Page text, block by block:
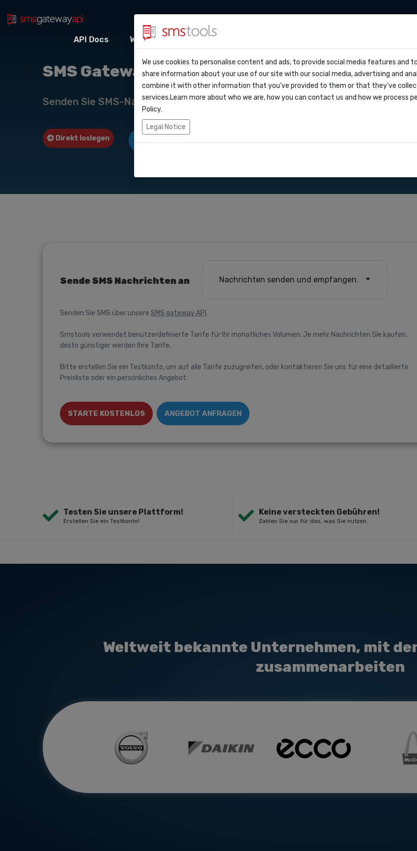
API Docs Webhooks Integrationen
API Docs
Zapier
Blog
Service level agreement
(sla)
Angebot anfordern
SMS Gateway API nach
Senden Sie SMS-Nachrichten über unsere SMS Gateway API.
Direkt loslegen Angebot anfordern
Sende SMS Nachrichten an Nachrichten senden und empfangen.
Senden Sie SMS über unsere SMS gateway API .
Smstools verwendet benutzerdefinierte Tarife für Ihr monatliches Volumen. Je mehr Nachrichten Sie kaufen,
desto günstiger werden Ihre Tarife.
Bitte erstellen Sie ein Testkonto, um auf alle Tarife zuzugreifen, oder kontaktieren Sie uns für eine detaillierte
Preisliste oder ein persönliches Angebot.
STARTE KOSTENLOS ANGEBOT ANFRAGEN
Testen Sie unsere Plattform!
Erstellen Sie ein Testkonto!
Keine versteckten Gebühren!
Zahlen Sie nur für das, was Sie nutzen.
Weltweit bekannte Unternehmen, mit
zusammenarbeiten
We use cookies to personalise content and ads, to provide social media features and
share information about your use of our site with our social media, advertising and
combine it with other information that you’ve provided to them or that they’ve
services.Learn more about who we are, how you can contact us and how we process
Policy.
Legal Notice